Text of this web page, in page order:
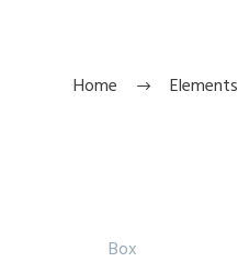
Home Elements
Box